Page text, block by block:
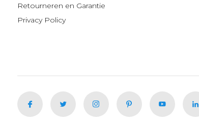
Retourneren en Garantie
Privacy Policy